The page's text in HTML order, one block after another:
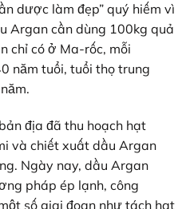
dược làm đẹp” quý hiếm vì
Argan cần dùng 100kg quả
chỉ có ở Ma-rốc, mỗi
năm tuổi, tuổi thọ trung
địa đã thu hoạch hạt
và chiết xuất dầu Argan
Ngày nay, dầu Argan
pháp ép lạnh, công
số giai đoạn như tách hạt